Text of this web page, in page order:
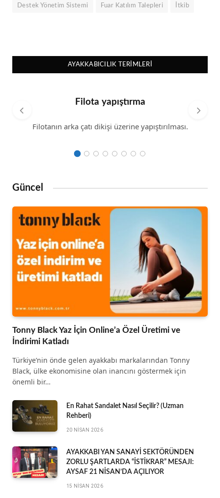
Destek Yönetim Sistemi Fuar Katılım Talepleri İtkib
AYAKKABICILIK TERIMLERI
Filota yapıştırma
Filotanın arka çatı dikişi üzerine yapıştırılması.
Güncel
Tonny Black Yaz İçin Online’a Özel Üretimi ve
İndirimi Katladı
Türkiye’nin önde gelen ayakkabı markalarından Tonny
Black, ülke ekonomisine olan inancını göstermek için
önemli bir…
En Rahat Sandalet Nasıl Seçilir? (Uzman
Rehberi)
20 NISAN 2026
AYAKKABI YAN SANAYİ SEKTÖRÜNDEN
ZORLU ŞARTLARDA “İSTİKRAR” MESAJI:
AYSAF 21 NİSAN’DA AÇILIYOR
15 NISAN 2026